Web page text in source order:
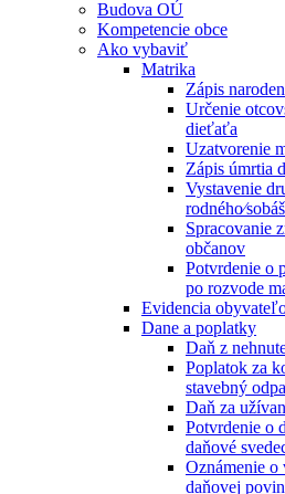
Budova OÚ
Kompetencie obce
Ako vybaviť
Matrika
Zápis
Určenie
dieťaťa
Uzatvorenie
Zápis úmrtia
Vystavenie
Spracovanie
občanov
Potvrdenie o
po rozvode
Evidencia
Dane a poplatky
Daň z
Poplatok za
stavebný
Daň za
Potvrdenie o
daňové
Oznámenie o
daňovej